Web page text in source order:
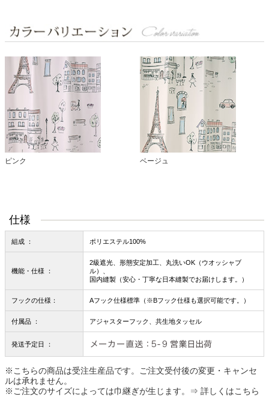
ピンク ベージュ
仕様
組成 ： ポリエステル100%
機能・仕様 ：
2級遮光、形態安定加工、丸洗いOK（ウオッシャブ
ル）、
国内縫製（安心・丁寧な日本縫製でお届けします。）
フックの仕様： Aフック仕様標準（※Bフック仕様も選択可能です。）
付属品 ： アジャスターフック、共生地タッセル
発送予定日 ：
※こちらの商品は受注生産品です。ご注文受付後の変更・キャンセ
ルは承れません。
※ご注文のサイズによっては巾継ぎが生じます。
⇒ 詳しくはこちら